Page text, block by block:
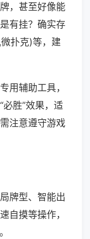
，甚至好像能
有挂？确实存
扑克)等，建
用辅助工具，
胜”效果，适
注意遵守游戏
牌型、智能出
自摸等操作，